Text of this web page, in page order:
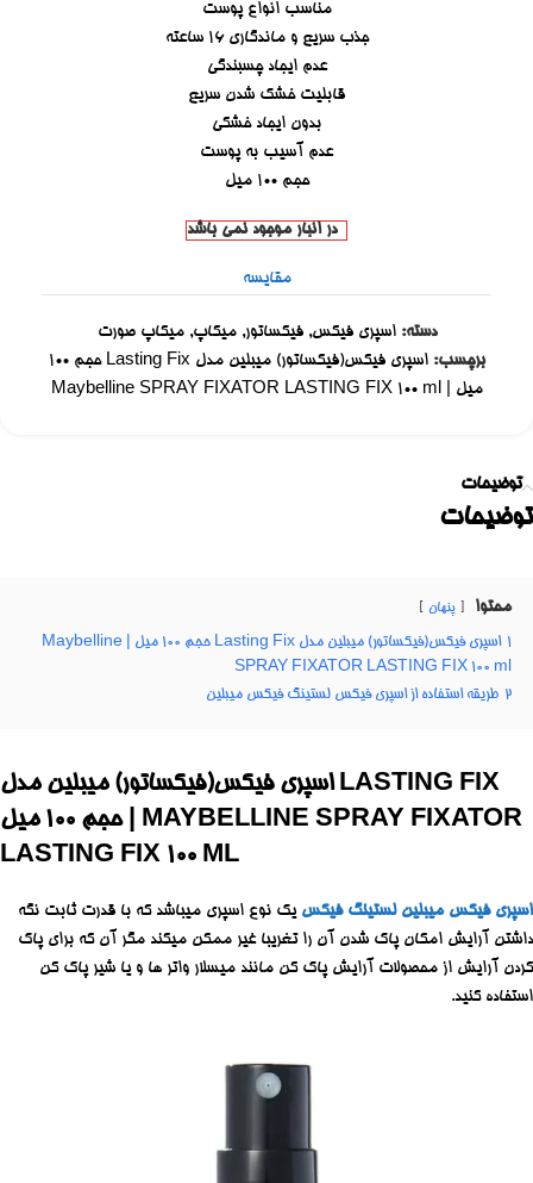
مناسب انواع پوست
جذب سریع و ماندگاری 16 ساعته
عدم ایجاد چسبندگی
قابلیت خشک شدن سریع
بدون ایجاد خشکی
عدم آسیب به پوست
حجم 100 میل
در انبار موجود نمی باشد
مقایسه
دسته: اسپری فیکس, فیکساتور, میکاپ, میکاپ صورت
برچسب:
اسپری فیکس(فیکساتور) میبلین مدل Lasting Fix حجم ۱۰۰
میل | Maybelline SPRAY FIXATOR LASTING FIX 100 ml
توضیحات
توضیحات
محتوا پنهان
1
اسپری فیکس(فیکساتور) میبلین مدل Lasting Fix حجم ۱۰۰ میل | Maybelline
SPRAY FIXATOR LASTING FIX 100 ml
2 طریقه استفاده از اسپری فیکس لستینگ فیکس میبلین
اسپری فیکس(فیکساتور) میبلین مدل LASTING FIX
حجم ۱۰۰ میل | MAYBELLINE SPRAY FIXATOR
LASTING FIX 100 ML
اسپری فیکس میبلین لستینگ فیکس یک نوع اسپری میباشد که با قدرت ثابت نگه
داشتن آرایش امکان پاک شدن آن را تغریبا غیر ممکن میکند مگر آن که برای پاک
کردن آرایش از محصولات آرایش پاک کن مانند میسلار واتر ها و یا شیر پاک کن
استفاده کنید.